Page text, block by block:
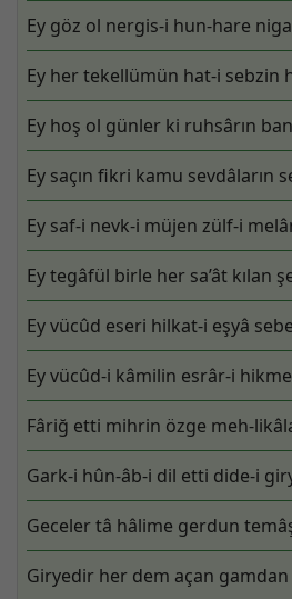
Ey göz ol nergis-i hun-hare
Ey her tekellümün hat-i sebzin
Ey hoş ol günler ki ruhsârın
Ey saçın fikri kamu sevdâların
Ey saf-i nevk-i müjen zülf-i
Ey tegâfül birle her sa’ât kılan
Ey vücûd eseri hilkat-i eşyâ
Ey vücûd-i kâmilin esrâr-i
Fâriğ etti mihrin özge meh-
Gark-i hûn-âb-i dil etti dide-i
Geceler tâ hâlime gerdun
Giryedir her dem açan